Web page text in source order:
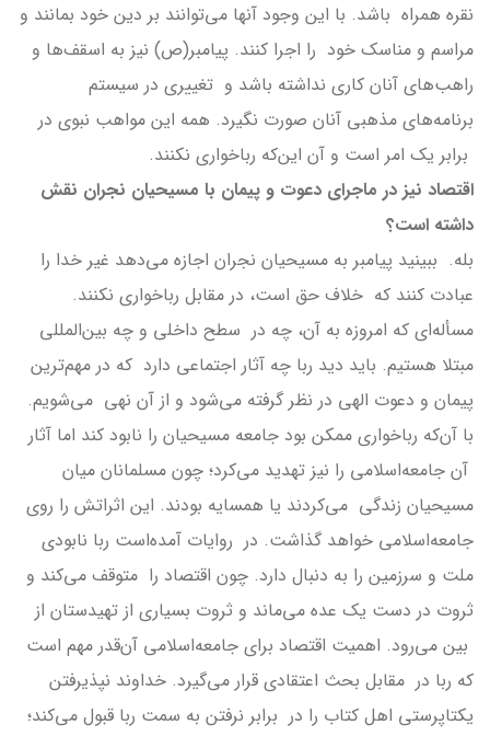
نقره همراه باشد. با این وجود آنها می‌توانند بر دین خود بمانند و
مراسم و مناسک خود را اجرا کنند. پیامبر(ص) نیز به اسقف‌ها و
راهب‌های آنان کاری نداشته باشد و تغییری در سیستم
برنامه‌های مذهبی آنان صورت نگیرد. همه این مواهب نبوی در
برابر یک امر است و آن این‌که رباخواری نکنند.
اقتصاد نیز در ماجرای دعوت و پیمان با مسیحیان نجران نقش
داشته‌ است؟
بله. ببینید پیامبر به مسیحیان نجران اجازه می‌دهد غیر خدا را
عبادت کنند که خلاف حق است، در مقابل رباخواری نکنند.
مسأله‌ای که امروزه به آن، چه در سطح داخلی و چه بین‌المللی
مبتلا هستیم. باید دید ربا چه آثار اجتماعی دارد که در مهم‌ترین
پیمان و دعوت الهی در نظر گرفته می‌شود و از آن نهی می‌شویم.
با آن‌که رباخواری ممکن بود جامعه مسیحیان را نابود کند اما آثار
آن جامعه‌اسلامی را نیز تهدید می‌کرد؛ چون مسلمانان میان
مسیحیان زندگی می‌کردند یا همسایه بودند. این اثراتش را روی
جامعه‌اسلامی خواهد گذاشت. در روایات آمده‌است ربا نابودی
ملت و سرزمین را به دنبال دارد. چون اقتصاد را متوقف می‌کند و
ثروت در دست یک عده می‌ماند و ثروت بسیاری از تهیدستان از
بین می‌رود. اهمیت اقتصاد برای جامعه‌اسلامی آن‌قدر مهم است
که ربا در مقابل بحث اعتقادی قرار می‌گیرد. خداوند نپذیرفتن
یکتاپرستی اهل کتاب را در برابر نرفتن به سمت ربا قبول می‌کند؛